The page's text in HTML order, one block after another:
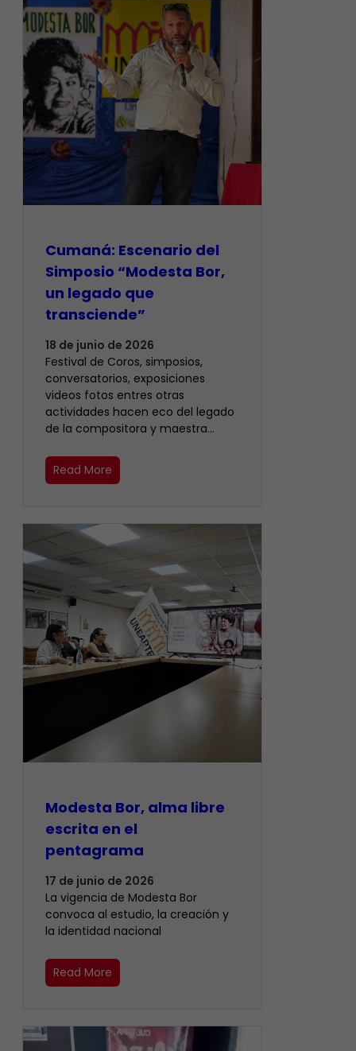
Cumaná: Escenario del
Simposio “Modesta Bor,
un legado que
transciende”
18 de junio de 2026
Festival de Coros, simposios,
conversatorios, exposiciones
videos fotos entres otras
actividades hacen eco del legado
de la compositora y maestra…
Read More
Modesta Bor, alma libre
escrita en el
pentagrama
17 de junio de 2026
La vigencia de Modesta Bor
convoca al estudio, la creación y
la identidad nacional
Read More